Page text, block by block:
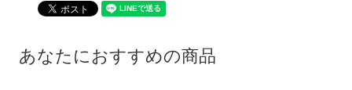
あなたにおすすめの商品